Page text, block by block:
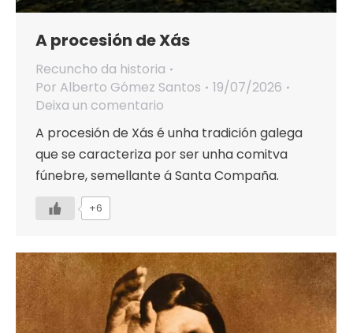
A procesión de Xás
Recuncho da historia
Por Alberto Gómez Santos
19/07/2026
Deixa un comentario
A procesión de Xás é unha tradición galega
que se caracteriza por ser unha comitva
fúnebre, semellante á Santa Compaña.
+6